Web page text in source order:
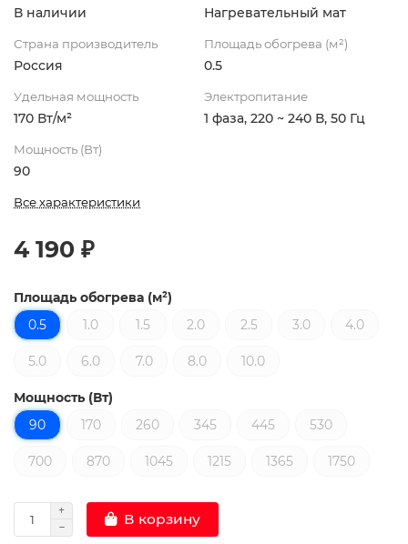
В наличии Нагревательный мат
Страна производитель
Россия
Площадь обогрева (м²)
0.5
Удельная мощность
170 Вт/м²
Электропитание
1 фаза, 220 ~ 240 В, 50 Гц
Мощность (Вт)
90
Все характеристики
4 190 ₽
Площадь обогрева (м²)
0.5
1.0 1.5 2.0 2.5 3.0 4.0
5.0 6.0 7.0 8.0 10.0
Мощность (Вт)
90
170 260 345 445 530
700 870 1045 1215 1365 1750
В корзину